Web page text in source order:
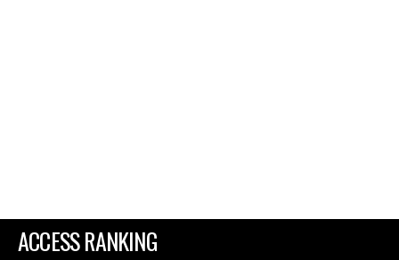
ACCESS RANKING